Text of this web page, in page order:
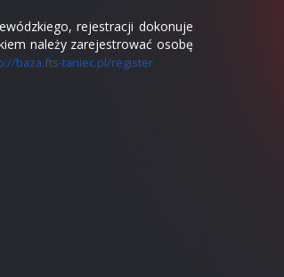
rejestracji dokonuje
należy zarejestrować osobę
baza.fts-taniec.pl/register